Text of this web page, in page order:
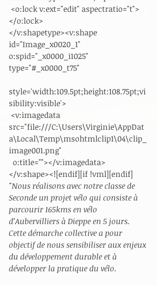
</o:lock>
</v:shapetype><v:shape
id="Image_x0020_1"
o:spid="_x0000_i1025"
type="#_x0000_t75"
style='width:109.5pt;height:108.75pt;vi
sibility:visible'>
src="file:///C:\Users\Virginie\AppDat
a\Local\Temp\msohtmlclip1\04\clip_
image001.png"
  o:title=""></v:imagedata>
</v:shape><![endif][if !vml][endif]
"Nous réalisons avec notre classe de
Seconde un projet vélo qui consiste à
parcourir 165kms en vélo
d’Aubervilliers à Dieppe en 5 jours.
Cette démarche collective a pour
objectif de nous sensibiliser aux enjeux
du développement durable et à
développer la pratique du vélo.